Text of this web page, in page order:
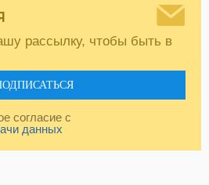
рассылку, чтобы быть в
согласие с
данных